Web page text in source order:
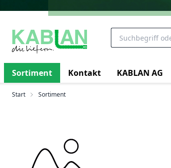
Sortiment Kontakt KABLAN AG
Start Sortiment